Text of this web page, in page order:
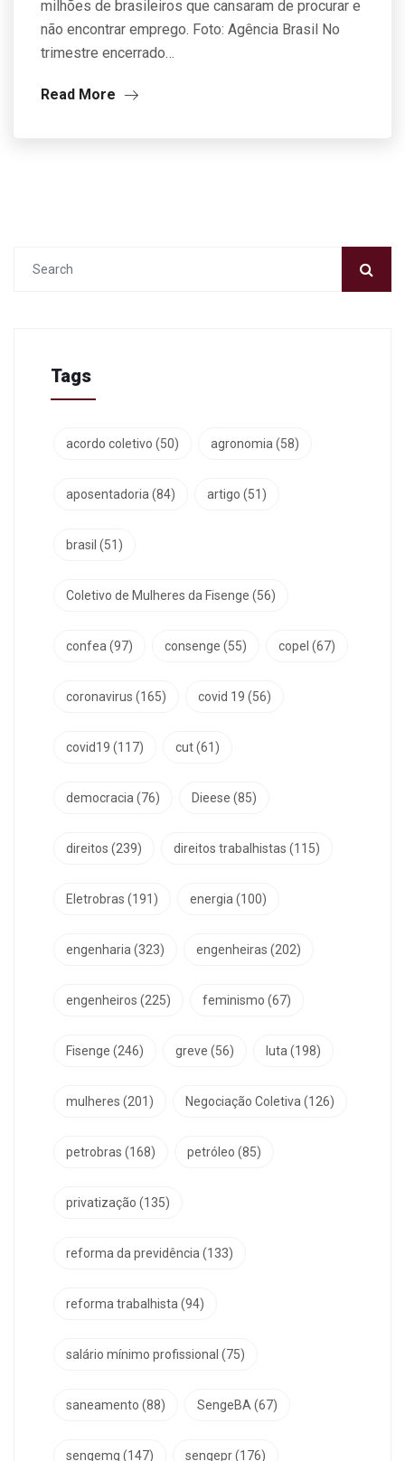
milhões de brasileiros que cansaram de procurar e
não encontrar emprego. Foto: Agência Brasil No
trimestre encerrado…
Read More
Tags
acordo coletivo (50) agronomia (58)
aposentadoria (84) artigo (51)
brasil (51)
Coletivo de Mulheres da Fisenge (56)
confea (97) consenge (55) copel (67)
coronavirus (165) covid 19 (56)
covid19 (117) cut(61)
democracia (76) Dieese (85)
direitos (239) direitos trabalhistas (115)
Eletrobras (191) energia (100)
engenharia (323) engenheiras (202)
engenheiros (225) feminismo (67)
Fisenge (246) greve (56) luta (198)
mulheres (201) Negociação Coletiva (126)
petrobras (168) petróleo (85)
privatização (135)
reforma da previdência (133)
reforma trabalhista (94)
salário mínimo profissional (75)
saneamento (88) SengeBA (67)
sengemg (147) sengepr(176)